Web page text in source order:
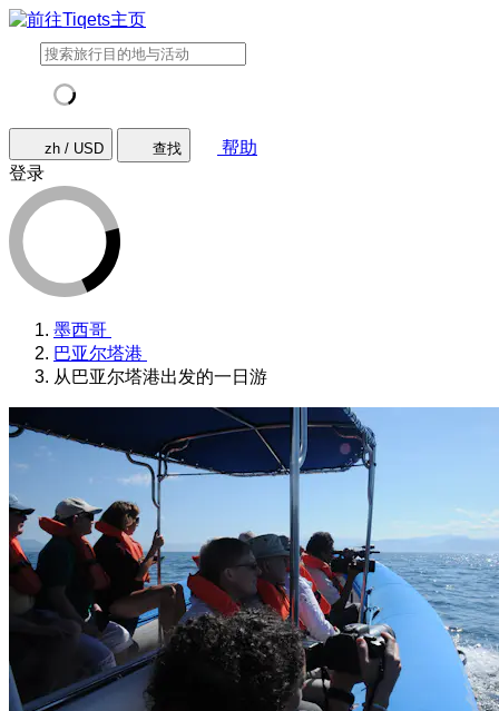
zh / USD 查找
帮助
登录
墨西哥
巴亚尔塔港
从巴亚尔塔港出发的一日游